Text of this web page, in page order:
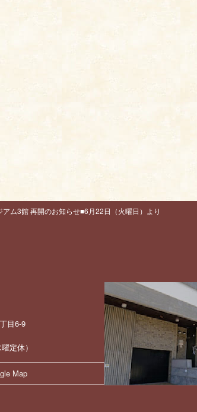
アム3館 再開のお知らせ■6月22日（火曜日）より
目6-9
定休）
Map